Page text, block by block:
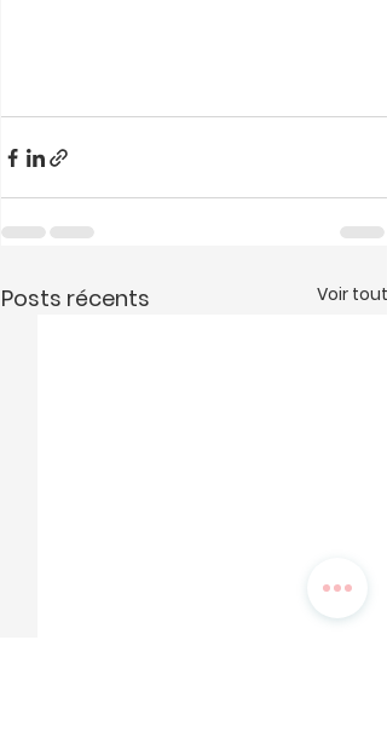
Posts récents Voir tout